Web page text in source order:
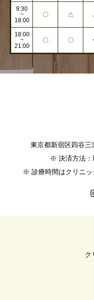
9:30
~
18:00
〇 △
18:00
~
21:00
〇 〇
東京都新宿区四谷
※ 決済方法：
※ 診療時間はクリニッ
ク